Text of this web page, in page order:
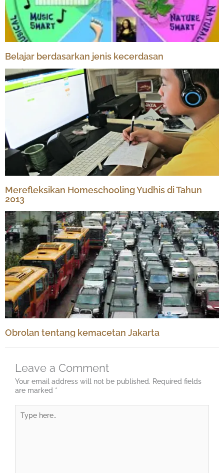
Belajar berdasarkan jenis kecerdasan
Merefleksikan Homeschooling Yudhis di Tahun
2013
Obrolan tentang kemacetan Jakarta
Leave a Comment
Your email address will not be published. Required fields
are marked *
here..